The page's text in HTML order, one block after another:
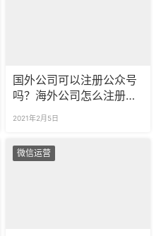
国外公司可以注册公众号
吗？海外公司怎么注册微
2021年2月5日
微信运营